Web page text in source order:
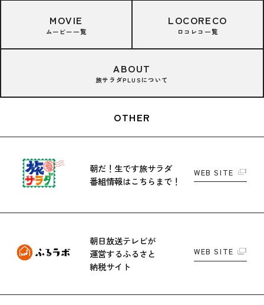
MOVIE
ムービー一覧
LOCORECO
ロコレコ一覧
ABOUT
旅サラダPLUSについて
OTHER
朝だ！生です旅サラダ
番組情報はこちらまで！
WEB SITE
朝日放送テレビが
運営するふるさと
納税サイト
WEB SITE